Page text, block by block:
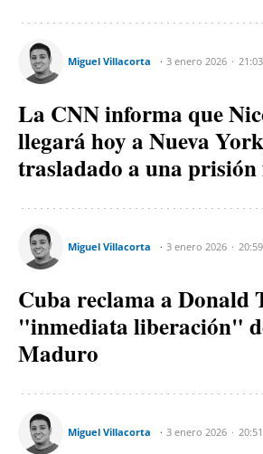
Miguel Villacorta 3 enero 2026
La CNN informa que
llegará hoy a Nueva
trasladado a una prisión
Miguel Villacorta 3 enero 2026
Cuba reclama a Donald
"inmediata liberación"
Maduro
Miguel Villacorta 3 enero 2026